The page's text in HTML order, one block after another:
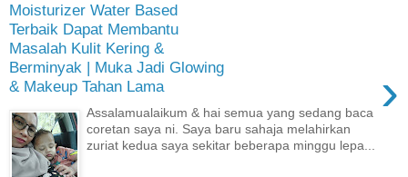
Moisturizer Water Based
Terbaik Dapat Membantu
Masalah Kulit Kering &
Berminyak | Muka Jadi Glowing
& Makeup Tahan Lama
›
Assalamualaikum & hai semua yang sedang baca
coretan saya ni. Saya baru sahaja melahirkan
zuriat kedua saya sekitar beberapa minggu lepa...